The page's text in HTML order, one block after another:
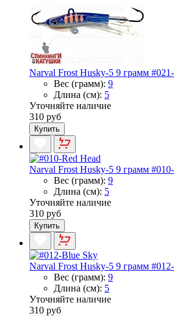
Narval Frost Husky-5 9 грамм #021-
Вес (грамм): 9
Длина (см): 5
Уточняйте наличие
310 руб
Купить
Narval Frost Husky-5 9 грамм
Вес (грамм): 9
Длина (см): 5
Уточняйте наличие
310 руб
Купить
Narval Frost Husky-5 9 грамм
Вес (грамм): 9
Длина (см): 5
Уточняйте наличие
310 руб